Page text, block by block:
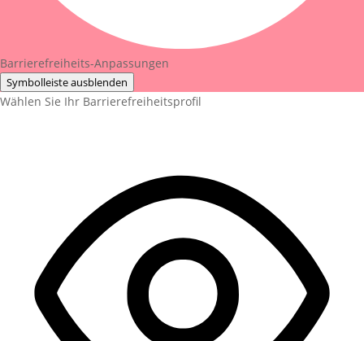
Barrierefreiheits-Anpassungen
Symbolleiste ausblenden
Wählen Sie Ihr Barrierefreiheitsprofil